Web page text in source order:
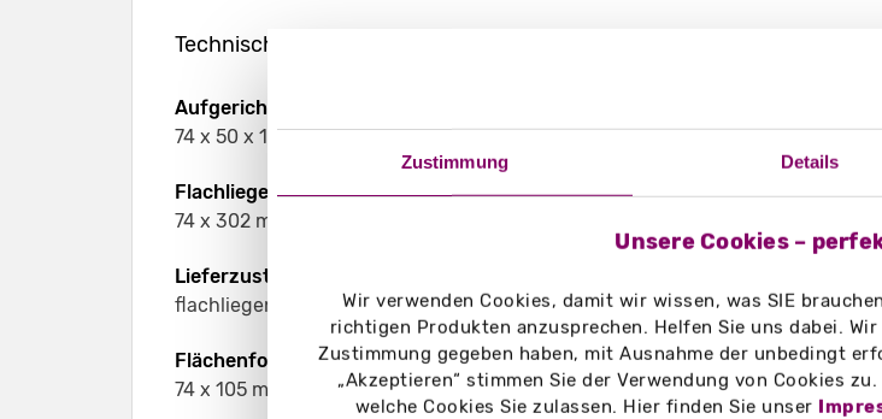
Zustimmung Details
Unsere Cookies –
Wir verwenden Cookies, damit wir wissen, was SIE
richtigen Produkten anzusprechen. Helfen Sie uns dabei.
Zustimmung gegeben haben, mit Ausnahme der unbedingt
„Akzeptieren“ stimmen Sie der Verwendung von Cookies
welche Cookies Sie zulassen. Hier finden Sie unser
Technische Daten – Dachaufsteller - DIN A7 (hoch)
Aufgerichtetes Format:
74 x 50 x 103 mm
Flachliegendes Format:
74 x 302 mm
Lieferzustand:
flachliegend zum Stecken
Flächenformat:
74 x 105 mm